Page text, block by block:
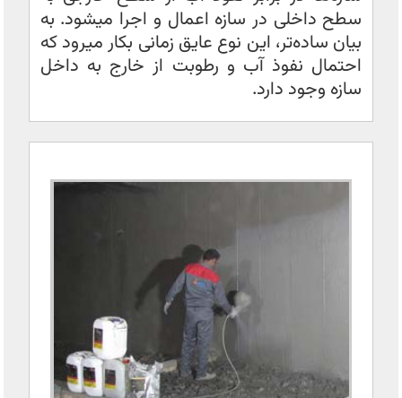
سطح داخلی در سازه اعمال و اجرا میشود. به
بیان ساده‌تر، این نوع عایق زمانی بکار میرود که
احتمال نفوذ آب و رطوبت از خارج به داخل
سازه وجود دارد.